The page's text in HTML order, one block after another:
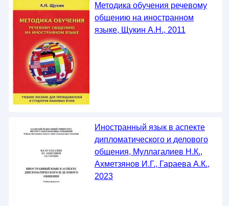
Методика обучения речевому
общению на иностранном
языке, Щукин A.Н., 2011
Иностранный язык в аспекте
дипломатического и делового
общения, Муллагалиев Н.К.,
Ахметзянов И.Г., Гараева А.К.,
2023